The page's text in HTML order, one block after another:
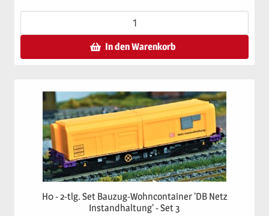
In den Warenkorb
H0 - 2-tlg. Set Bauzug-Wohncontainer 'DB Netz
Instandhaltung' - Set 3